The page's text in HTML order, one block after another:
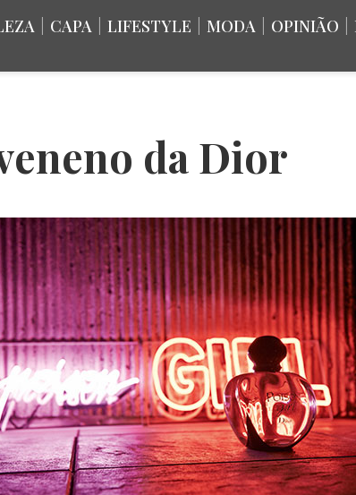
CAPA LIFESTYLE MODA OPINIÃO
da Dior